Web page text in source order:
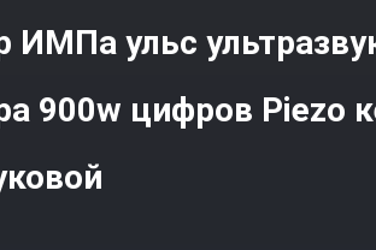
ИМПа ульс
900w цифров Piezo